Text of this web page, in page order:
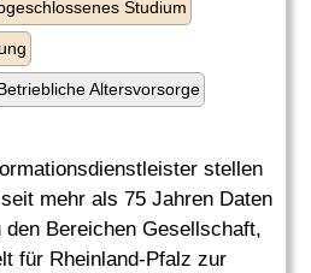
Studium
Altersvorsorge
stellen
mehr als 75 Jahren Daten
den Bereichen Gesellschaft,
für Rheinland-Pfalz zur